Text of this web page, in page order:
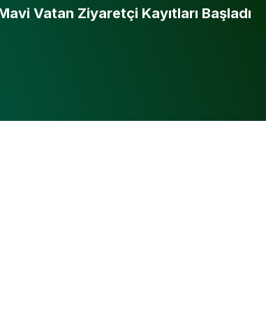
Vatan Ziyaretçi Kayıtları Başladı